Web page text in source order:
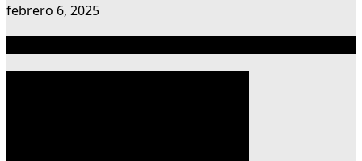
febrero 6, 2025